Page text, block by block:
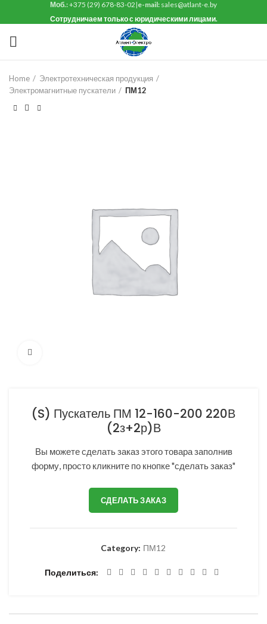
Моб.:+375 (29) 678-83-02 |e-mail: sales@atlant-e.by
Сотрудничаем только с юридическими лицами.
Home
Электротехническая продукция
Электромагнитные пускатели
ПМ12
(S) Пускатель ПМ 12-160-200 220В
(2з+2р)В
Вы можете сделать заказ этого товара заполнив
форму, просто кликните по кнопке "сделать заказ"
СДЕЛАТЬ ЗАКАЗ
Category: ПМ12
Поделиться